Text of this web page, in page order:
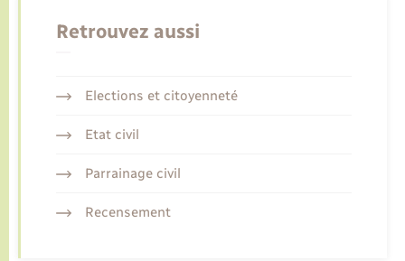
Retrouvez aussi
Elections et citoyenneté
Etat civil
Parrainage civil
Recensement